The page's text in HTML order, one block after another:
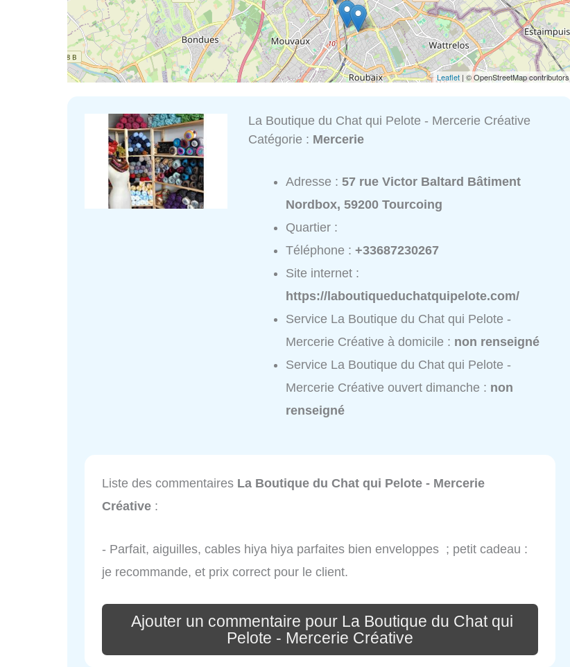
Leaflet | © OpenStreetMap contributors
La Boutique du Chat qui Pelote - Mercerie Créative
Catégorie : Mercerie
Adresse :57 rue Victor Baltard Bâtiment
Nordbox, 59200 Tourcoing
Quartier :
Téléphone :+33687230267
Site internet :
https://laboutiqueduchatquipelote.com/
Service La Boutique du Chat qui Pelote -
Mercerie Créative à domicile : non renseigné
Service La Boutique du Chat qui Pelote -
Mercerie Créative ouvert dimanche : non
renseigné
Liste des commentaires La Boutique du Chat qui Pelote - Mercerie
Créative :
- Parfait, aiguilles, cables hiya hiya parfaites bien enveloppes ; petit cadeau :
je recommande, et prix correct pour le client.
Ajouter un commentaire pour La Boutique du Chat qui
Pelote - Mercerie Créative